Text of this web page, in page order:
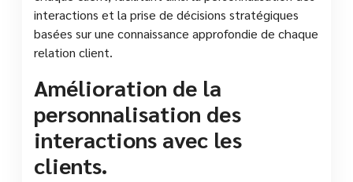
interactions et la prise de décisions stratégiques
basées sur une connaissance approfondie de chaque
relation client.
Amélioration de la
personnalisation des
interactions avec les
clients.